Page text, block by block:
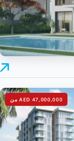
AED 47,000,000 من